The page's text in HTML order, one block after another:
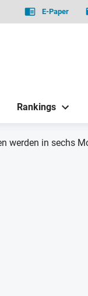
E-Paper
Rankings
werden in sechs